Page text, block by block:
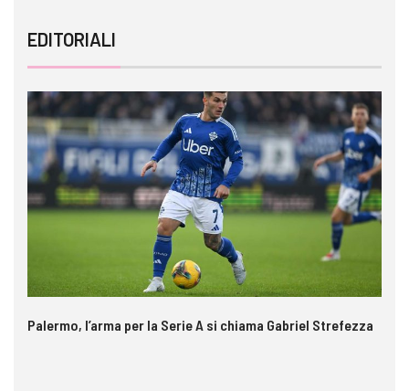
EDITORIALI
Palermo, l’arma per la Serie A si chiama Gabriel Strefezza